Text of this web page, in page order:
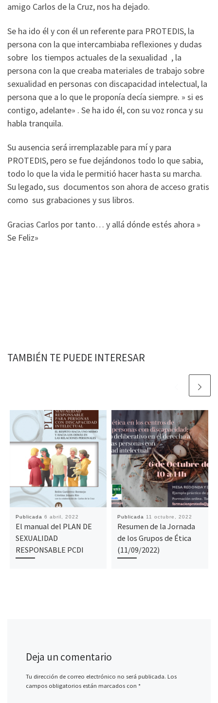
amigo Carlos de la Cruz, nos ha dejado.
Se ha ido él y con él un referente para PROTEDIS, la
persona con la que intercambiaba reflexiones y dudas
sobre los tiempos actuales de la sexualidad , la
persona con la que creaba materiales de trabajo sobre
sexualidad en personas con discapacidad intelectual, la
persona que a lo que le proponía decía siempre. » si es
contigo, adelante» . Se ha ido él, con su voz ronca y su
habla tranquila.
Su ausencia será irremplazable para mí y para
PROTEDIS, pero se fue dejándonos todo lo que sabia,
todo lo que la vida le permitió hacer hasta su marcha.
Su legado, sus documentos son ahora de acceso gratis
como sus grabaciones y sus libros.
Gracias Carlos por tanto… y allá dónde estés ahora »
Se Feliz»
TAMBIÉN TE PUEDE INTERESAR
Publicada 6 abril, 2022
El manual del PLAN DE
SEXUALIDAD
RESPONSABLE PCDI
Publicada 11 octubre, 2022
Resumen de la Jornada
de los Grupos de Ética
(11/09/2022)
Deja un comentario
Tu dirección de correo electrónico no será publicada. Los
campos obligatorios están marcados con *